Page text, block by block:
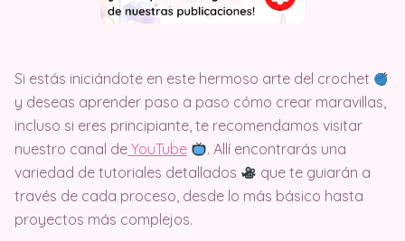
Si estás iniciándote en este hermoso arte del crochet
y deseas aprender paso a paso cómo crear maravillas,
incluso si eres principiante, te recomendamos visitar
nuestro canal de YouTube
. Allí encontrarás una
variedad de tutoriales detallados
que te guiarán a
través de cada proceso, desde lo más básico hasta
proyectos más complejos.